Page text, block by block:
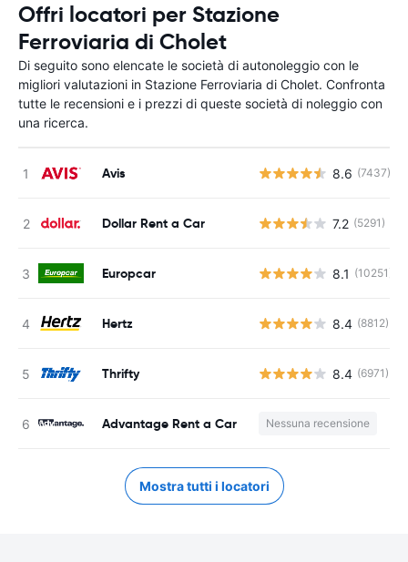
Offri locatori per Stazione
Ferroviaria di Cholet
Di seguito sono elencate le società di autonoleggio con le
migliori valutazioni in Stazione Ferroviaria di Cholet. Confronta
tutte le recensioni e i prezzi di queste società di noleggio con
una ricerca.
Avis 8.6 (7437)
Dollar Rent a Car 7.2 (5291)
Europcar 8.1 (10251)
Hertz 8.4 (8812)
Thrifty 8.4 (6971)
Advantage Rent a Car Nessuna recensione
Mostra tutti i locatori